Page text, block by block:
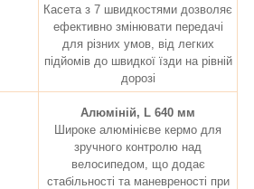
Касета з 7 швидкостями дозволяє
ефективно змінювати передачі
для різних умов, від легких
підйомів до швидкої їзди на рівній
дорозі
Алюміній, L 640 мм
Широке алюмінієве кермо для
зручного контролю над
велосипедом, що додає
стабільності та маневреності при